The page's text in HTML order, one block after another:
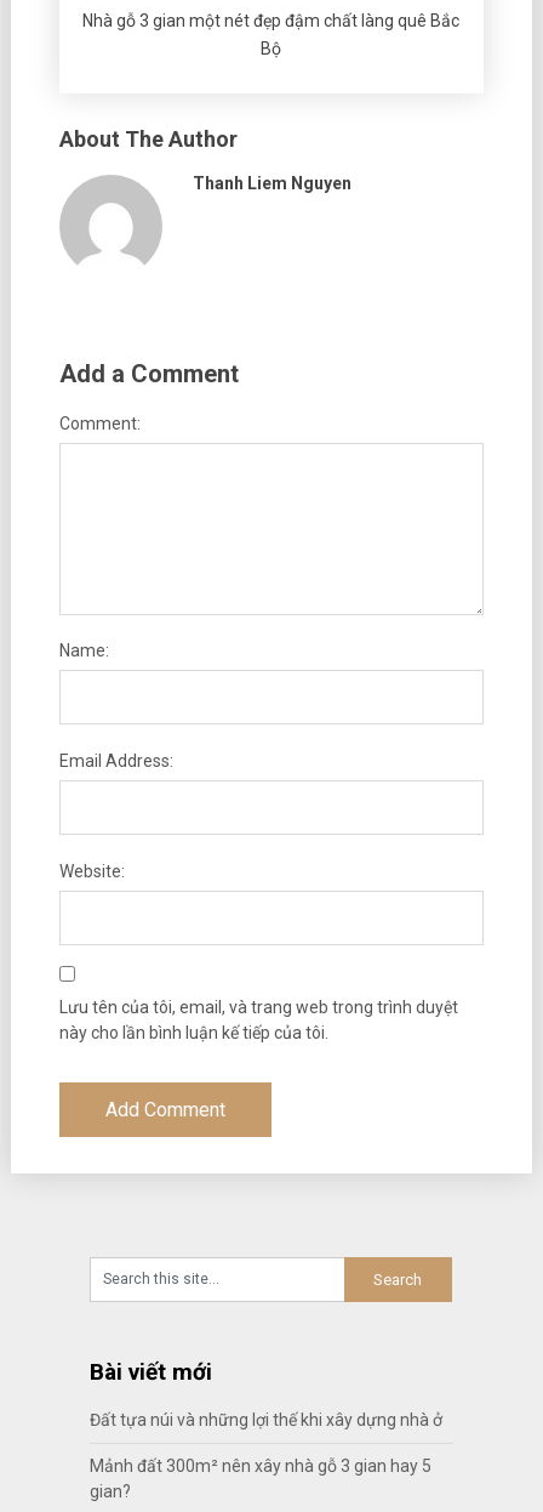
Nhà gỗ 3 gian một nét đẹp đậm chất làng quê Bắc
Bộ
About The Author
Thanh Liem Nguyen
Add a Comment
Comment:
Name:
Email Address:
Website:
Lưu tên của tôi, email, và trang web trong trình duyệt
này cho lần bình luận kế tiếp của tôi.
Bài viết mới
Đất tựa núi và những lợi thế khi xây dựng nhà ở
Mảnh đất 300m² nên xây nhà gỗ 3 gian hay 5
gian?